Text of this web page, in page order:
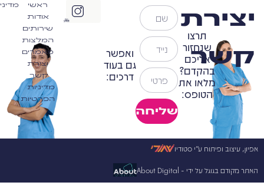
יצירת
קשר
תרצו
שנחזור
אליכם
בהקדם?
מלאו את
הטופס:
שליחה
ואפשר
גם בעוד
דרכים:
ראשי
אודות
שירותים
המלצות
מאמרים
יצירת
קשר
מדיניות
הפרטיות
אפיון, עיצוב ופיתוח ע״י סטודיו
האתר מקודם בגוגל על ידי​ - About Digital